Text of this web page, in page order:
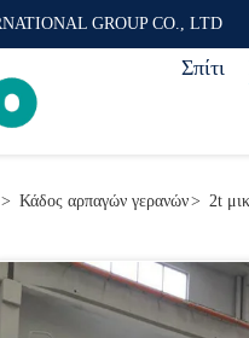
GROUP CO., LTD
Σπίτι
> Κάδος αρπαγών γερανών> 2t